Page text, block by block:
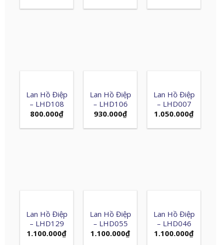
Lan Hồ Điệp
– LHD108
800.000₫
Lan Hồ Điệp
– LHD106
930.000₫
Lan Hồ Điệp
– LHD007
1.050.000₫
Lan Hồ Điệp
– LHD129
1.100.000₫
Lan Hồ Điệp
– LHD055
1.100.000₫
Lan Hồ Điệp
– LHD046
1.100.000₫